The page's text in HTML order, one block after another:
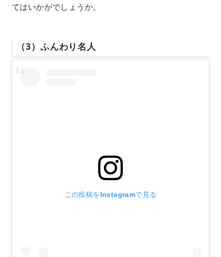
てはいかがでしょうか。
（3）ふんわり名人
この投稿をInstagramで見る